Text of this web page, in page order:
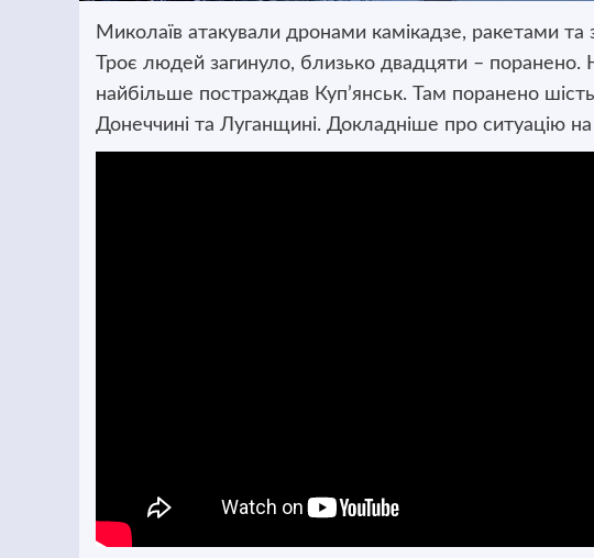
Миколаїв атакували дронами камікадзе, ракетами
Троє людей загинуло, близько двадцяти – поранено.
найбільше постраждав Куп’янськ. Там поранено
Донеччині та Луганщині. Докладніше про ситуацію на